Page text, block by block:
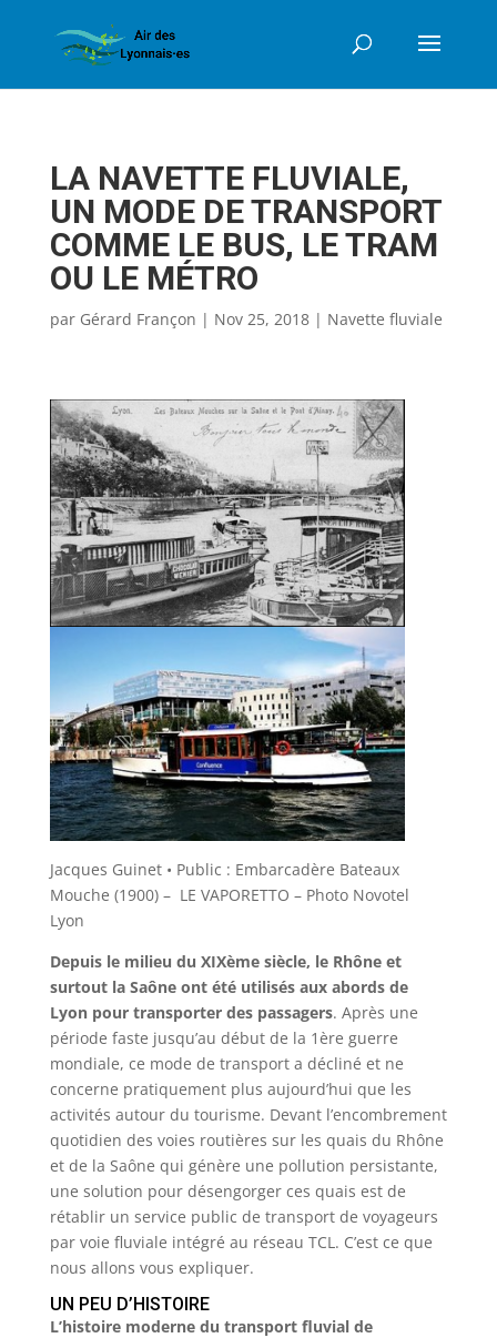
LA NAVETTE FLUVIALE,
UN MODE DE TRANSPORT
COMME LE BUS, LE TRAM
OU LE MÉTRO
par Gérard Françon | Nov 25, 2018| Navette fluviale
Jacques Guinet • Public : Embarcadère Bateaux
Mouche (1900) – LE VAPORETTO – Photo Novotel
Lyon
Depuis le milieu du XIXème siècle, le Rhône et
surtout la Saône ont été utilisés aux abords de
Lyon pour transporter des passagers. Après une
période faste jusqu’au début de la 1ère guerre
mondiale, ce mode de transport a décliné et ne
concerne pratiquement plus aujourd’hui que les
activités autour du tourisme. Devant l’encombrement
quotidien des voies routières sur les quais du Rhône
et de la Saône qui génère une pollution persistante,
une solution pour désengorger ces quais est de
rétablir un service public de transport de voyageurs
par voie fluviale intégré au réseau TCL. C’est ce que
nous allons vous expliquer.
UN PEU D’HISTOIRE
L’histoire moderne du transport fluvial de